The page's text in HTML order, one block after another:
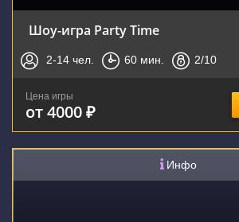
Шоу-игра Party Time
2-14 чел. 60 мин. 2/10
Цена игры
от 4000 ₽
Инфо